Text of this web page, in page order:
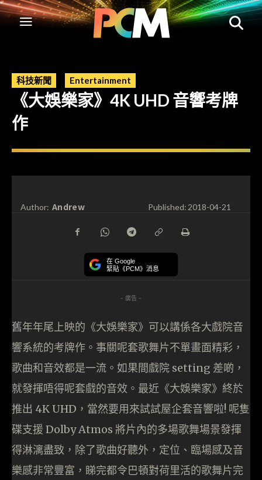
科技新聞 Entertainment
《大娛樂家》4K UHD 音響考牌
作
Author: Andrew Published:2018-04-21
在 Google
緊貼《PCM》消息
- 廣告 -
舊年年尾上映的《大娛樂家》可以講係各大戲院音
響系統的考牌作。事關呢套歌舞片不單畫面精彩，
歌曲和音效都是一流。如果間戲院 setting 差啲，
就發揮唔得呢套戲的音效。最近《大娛樂家》終於
推出 4K UHD，當然要用來試試屋企套音響啦! 呢隻
碟支援 Dolby Atmos 將片內的多場歌舞場景發揮
得淋漓盡致，除了歌曲好聽外，定位、臨場感及音
樂感非常豐富，睇完都令巴頓對荷里活的歌舞片完